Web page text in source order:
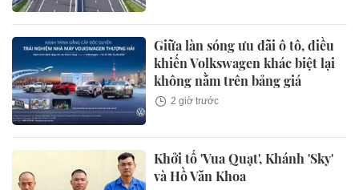
Giữa làn sóng ưu đãi ô tô, điều
khiến Volkswagen khác biệt lại
không nằm trên bảng giá
2 giờ trước
Khởi tố 'Vua Quạt', Khánh 'Sky'
và Hồ Văn Khoa